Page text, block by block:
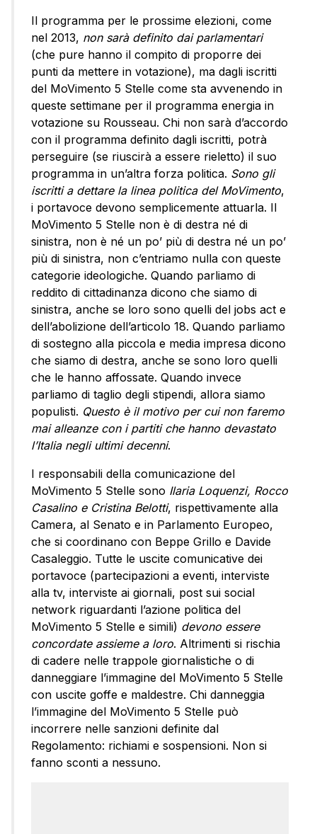
Il programma per le prossime elezioni, come
nel 2013, non sarà definito dai parlamentari
(che pure hanno il compito di proporre dei
punti da mettere in votazione), ma dagli iscritti
del MoVimento 5 Stelle come sta avvenendo in
queste settimane per il programma energia in
votazione su Rousseau. Chi non sarà d’accordo
con il programma definito dagli iscritti, potrà
perseguire (se riuscirà a essere rieletto) il suo
programma in un’altra forza politica. Sono gli
iscritti a dettare la linea politica del MoVimento,
i portavoce devono semplicemente attuarla. Il
MoVimento 5 Stelle non è di destra né di
sinistra, non è né un po’ più di destra né un po’
più di sinistra, non c’entriamo nulla con queste
categorie ideologiche. Quando parliamo di
reddito di cittadinanza dicono che siamo di
sinistra, anche se loro sono quelli del jobs act e
dell’abolizione dell’articolo 18. Quando parliamo
di sostegno alla piccola e media impresa dicono
che siamo di destra, anche se sono loro quelli
che le hanno affossate. Quando invece
parliamo di taglio degli stipendi, allora siamo
populisti. Questo è il motivo per cui non faremo
mai alleanze con i partiti che hanno devastato
l’Italia negli ultimi decenni.
I responsabili della comunicazione del
MoVimento 5 Stelle sono Ilaria Loquenzi, Rocco
Casalino e Cristina Belotti, rispettivamente alla
Camera, al Senato e in Parlamento Europeo,
che si coordinano con Beppe Grillo e Davide
Casaleggio. Tutte le uscite comunicative dei
portavoce (partecipazioni a eventi, interviste
alla tv, interviste ai giornali, post sui social
network riguardanti l’azione politica del
MoVimento 5 Stelle e simili) devono essere
concordate assieme a loro. Altrimenti si rischia
di cadere nelle trappole giornalistiche o di
danneggiare l’immagine del MoVimento 5 Stelle
con uscite goffe e maldestre. Chi danneggia
l’immagine del MoVimento 5 Stelle può
incorrere nelle sanzioni definite dal
Regolamento: richiami e sospensioni. Non si
fanno sconti a nessuno.